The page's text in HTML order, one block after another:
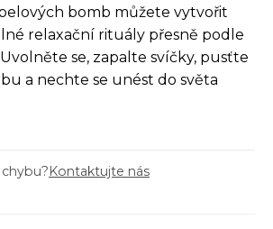
bomb můžete vytvořit
relaxační rituály přesně podle
se, zapalte svíčky, pusťte
a nechte se unést do světa
Kontaktujte nás